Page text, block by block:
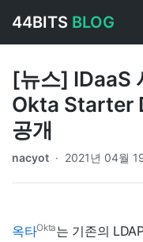
44BITS BLOG
[뉴스] IDaaS
Okta Starter
공개
nacyot · 2021년 04월
옥타Okta는 기존의